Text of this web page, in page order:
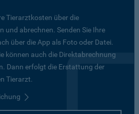
Tierarztkosten über die
und abrechnen. Senden Sie Ihre
über die App als Foto oder Datei.
können auch die Direktabrechnung
Dann erfolgt die Erstattung der
Tierarzt.